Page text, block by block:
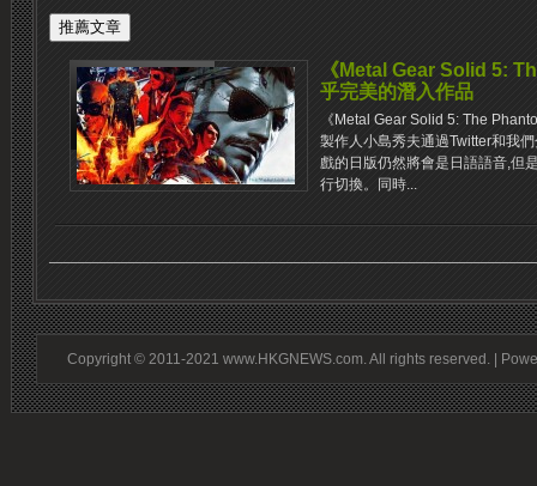
《Metal Gear Solid 5:
乎完美的潛入作品
《Metal Gear Solid 5: The
製作人小島秀夫通過Twitter和我
戲的日版仍然將會是日語語音,但
行切換。同時...
Copyright © 2011-2021 www.HKGNEWS.com. All rights reserved. |